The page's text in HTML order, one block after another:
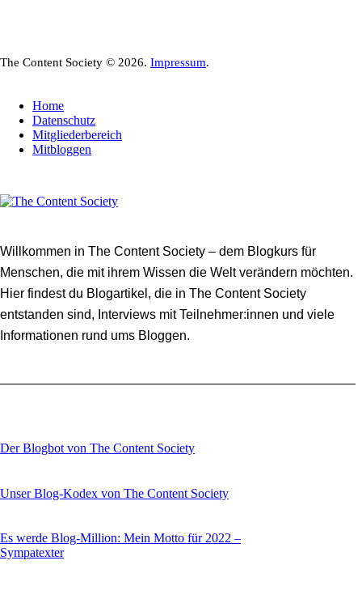
The Content Society © 2026. Impressum.
Home
Datenschutz
Mitgliederbereich
Mitbloggen
Willkommen in The Content Society – dem Blogkurs für
Menschen, die mit ihrem Wissen die Welt verändern möchten.
Hier findest du Blogartikel, die in The Content Society
entstanden sind, Interviews mit Teilnehmer:innen und viele
Informationen rund ums Bloggen.
Der Blogbot von The Content Society
Unser Blog-Kodex von The Content Society
Es werde Blog-Million: Mein Motto für 2022 –
Sympatexter